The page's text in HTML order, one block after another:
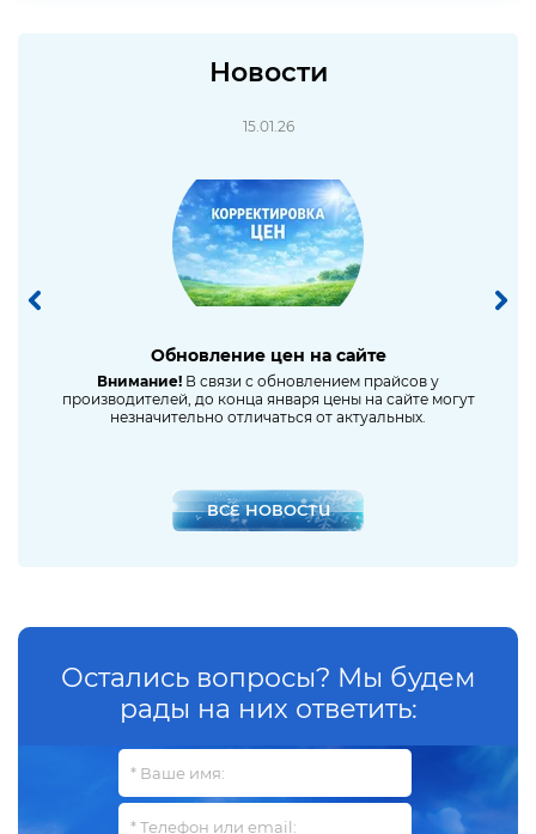
Новости
15.01.26
Обновление цен на сайте
Внимание!В связи с обновлением прайсов у
производителей, до конца января цены на сайте могут
незначительно отличаться от актуальных.
ВСЕ НОВОСТИ
Остались вопросы? Мы будем
рады на них ответить: